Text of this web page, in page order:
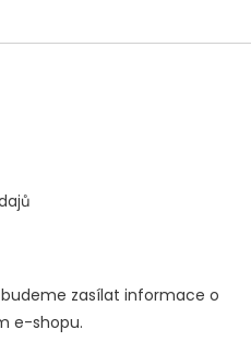
zasílat informace o
e-shopu.